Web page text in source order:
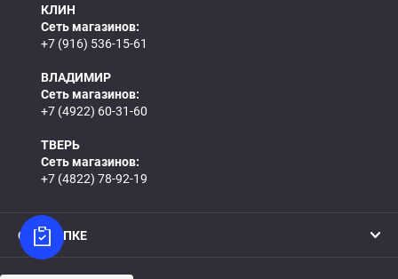
КЛИН
Сеть магазинов:
+7 (916) 536-15-61
ВЛАДИМИР
Сеть магазинов:
+7 (4922) 60-31-60
ТВЕРЬ
Сеть магазинов:
+7 (4822) 78-92-19
О ПОКУПКЕ